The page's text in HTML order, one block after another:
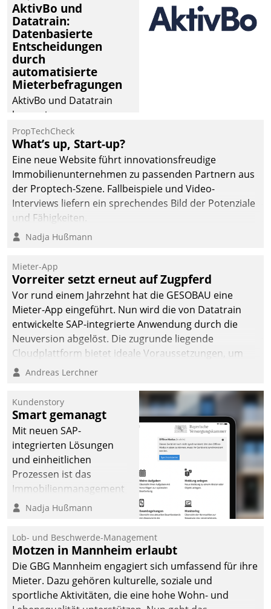
einsehen und ändern
oder
Schadensmeldungen
abgeben – rund um die
Uhr.
AktivBo und
Datatrain:
Datenbasierte
Entscheidungen
durch
automatisierte
Mieterbefragungen
AktivBo und Datatrain
kooperieren –
Immobilienunternehmen
profitieren: Die nahtlose
Integration der Lösungen
von AktivBo und
Datatrain ermöglicht
automatisiert ausgelöste,
zielgerichtete
Mieterbefragungen – eine
starke Grundlage für
intelligente,
datengestützte
Entscheidungen.
PropTechCheck
What’s up, Start-up?
Eine neue Website führt innovationsfreudige
Immobilienunternehmen zu passenden Partnern aus
der Proptech-Szene. Fallbeispiele und Video-
Interviews liefern ein sprechendes Bild der Potenziale
und Fähigkeiten.
Nadja Hußmann
Mieter-App
Vorreiter setzt erneut auf Zugpferd
Vor rund einem Jahrzehnt hat die GESOBAU eine
Mieter-App eingeführt. Nun wird die von Datatrain
entwickelte SAP-integrierte Anwendung durch die
Neuversion abgelöst. Die zugrunde liegende
Cloudplattform bietet ideale Voraussetzungen, um
die Funktionalität der App zu erweitern und weitere
integrieren.
Andreas Lerchner
Kundenstory
Smart gemanagt
Mit neuen SAP-
integrierten Lösungen
und einheitlichen
Prozessen ist das
Immobilienmanagement
der Bayerischen
Ressort Kapitalanlage für
künftige Aufgaben und
Herausforderungen
gerüstet.
Nadja Hußmann
Lob- und Beschwerde-Management
Motzen in Mannheim erlaubt
Die GBG Mannheim engagiert sich umfassend für ihre
Mieter. Dazu gehören kulturelle, soziale und
sportliche Aktivitäten, die eine hohe Wohn- und